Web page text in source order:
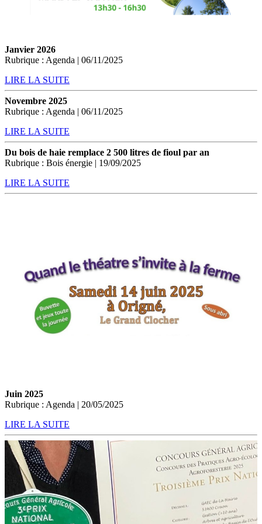
Janvier 2026
Rubrique : Agenda | 06/11/2025
LIRE LA SUITE
Novembre 2025
Rubrique : Agenda | 06/11/2025
LIRE LA SUITE
Du bois de haie remplace 2 500 litres de fioul par an
Rubrique : Bois énergie | 19/09/2025
LIRE LA SUITE
Juin 2025
Rubrique : Agenda | 20/05/2025
LIRE LA SUITE